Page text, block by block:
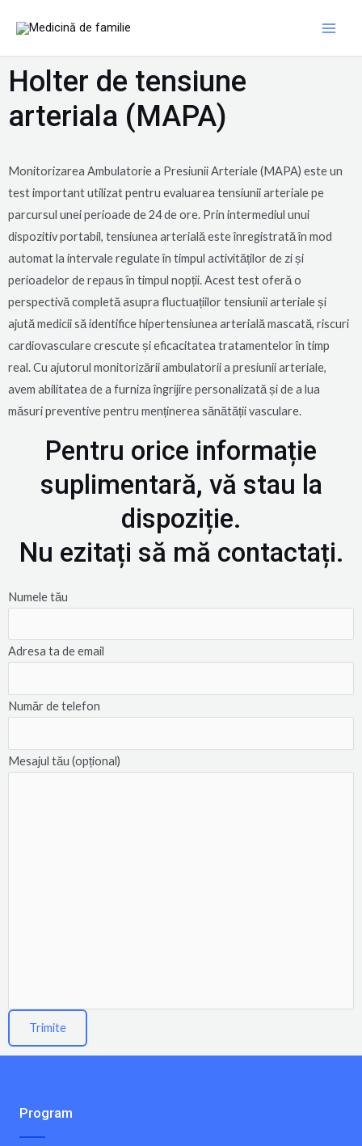
content
Holter de tensiune
arteriala (MAPA)
Monitorizarea Ambulatorie a Presiunii Arteriale (MAPA) este un
test important utilizat pentru evaluarea tensiunii arteriale pe
parcursul unei perioade de 24 de ore. Prin intermediul unui
dispozitiv portabil, tensiunea arterială este înregistrată în mod
automat la intervale regulate în timpul activităților de zi și
perioadelor de repaus în timpul nopții. Acest test oferă o
perspectivă completă asupra fluctuațiilor tensiunii arteriale și
ajută medicii să identifice hipertensiunea arterială mascată, riscuri
cardiovasculare crescute și eficacitatea tratamentelor în timp
real. Cu ajutorul monitorizării ambulatorii a presiunii arteriale,
avem abilitatea de a furniza îngrijire personalizată și de a lua
măsuri preventive pentru menținerea sănătății vasculare.
Pentru orice informație
suplimentară, vă stau la
dispoziție.
Nu ezitați să mă contactați.
Numele tău
Adresa ta de email
Număr de telefon
Mesajul tău (opțional)
Program